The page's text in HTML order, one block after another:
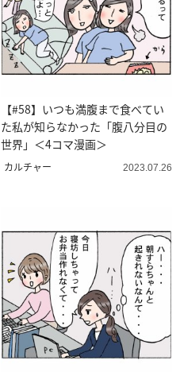
【#58】いつも満腹まで食べてい
た私が知らなかった「腹八分目の
世界」＜4コマ漫画＞
カルチャー 2023.07.26